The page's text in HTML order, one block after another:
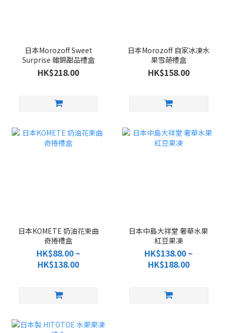
日本Morozoff Sweet
Surprise 雜錦甜品禮盒
HK$218.00
日本Morozoff 自家冰凍水
果雪葩禮盒
HK$158.00
日本KOMETE 奶油花束曲
奇捲禮盒
HK$88.00 ~
HK$138.00
日本中島大祥堂 奢華水果
紅豆果凍
HK$138.00 ~
HK$188.00